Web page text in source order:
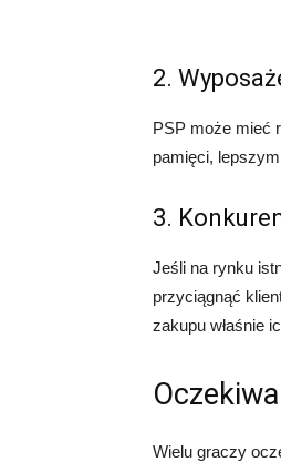
2.
PSP może mieć
pamięci,
3.
Jeśli na rynku
przyciągnąć
zakupu właśnie
Wielu graczy